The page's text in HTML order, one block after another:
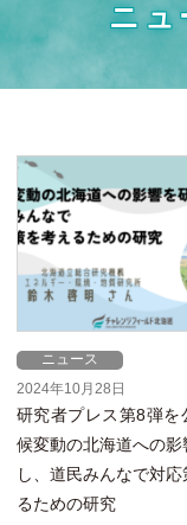
ニュ
ニュース
2024年10月28日
研究者プレス第8弾を
候変動の北海道への影
し、道民みんなで対応
るための研究